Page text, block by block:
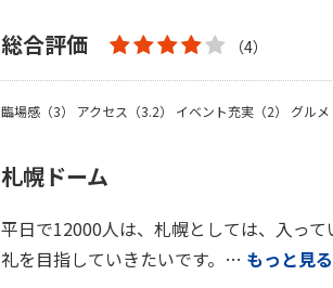
総合評価 （4）
臨場感（3） アクセス（3.2） イベント充実（2） グルメ
札幌ドーム
平日で12000人は、札幌としては、入っ
礼を目指していきたいです。… もっと見る